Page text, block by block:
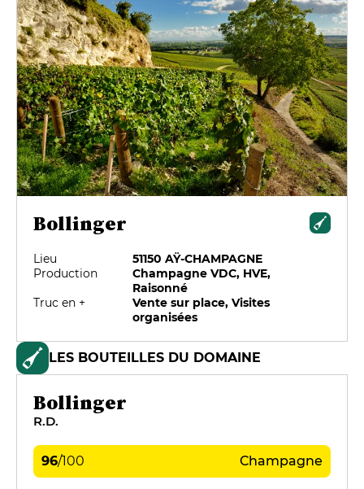
Bollinger
Lieu
51150 AŸ-CHAMPAGNE
Production
Champagne VDC, HVE,
Raisonné
Truc en +
Vente sur place, Visites
organisées
LES BOUTEILLES DU DOMAINE
Bollinger
R.D.
96/100 Champagne